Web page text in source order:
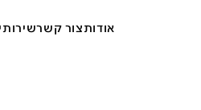
אודותצור קשר